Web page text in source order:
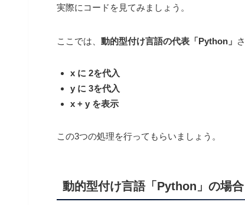
実際にコードを見てみましょう。
ここでは、 動的型付け言語の代表「Python」
x に 2を代入
y に 3を代入
x + y を表示
この3つの処理を行ってもらいましょう。
動的型付け言語「Python」の場合